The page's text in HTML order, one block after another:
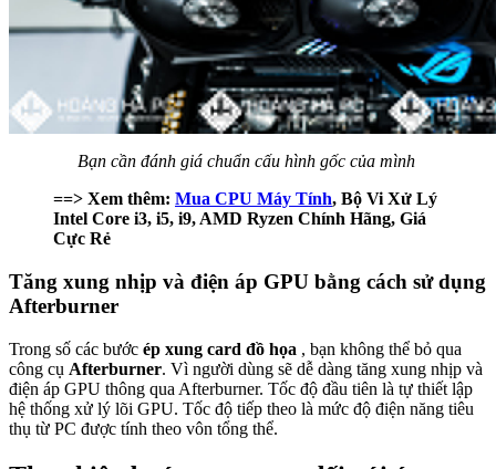
Bạn cần đánh giá chuẩn cấu hình gốc của mình
==> Xem thêm: Mua CPU Máy Tính, Bộ Vi Xử Lý
Intel Core i3, i5, i9, AMD Ryzen Chính Hãng, Giá
Cực Rẻ
Tăng xung nhịp và điện áp GPU bằng cách sử dụng
Afterburner
Trong số các bước ép xung card đồ họa , bạn không thể bỏ qua
công cụ Afterburner. Vì người dùng sẽ dễ dàng tăng xung nhịp và
điện áp GPU thông qua Afterburner. Tốc độ đầu tiên là tự thiết lập
hệ thống xử lý lõi GPU. Tốc độ tiếp theo là mức độ điện năng tiêu
thụ từ PC được tính theo vôn tổng thể.